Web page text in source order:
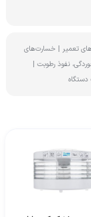
تعمیر | خسارت‌های
نفوذ رطوبت |